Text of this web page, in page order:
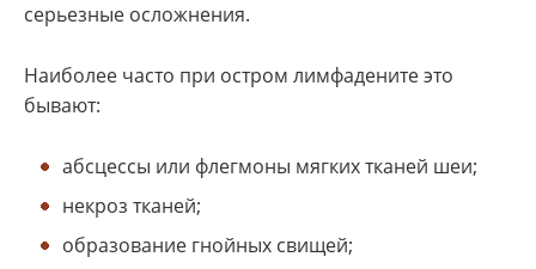
серьезные осложнения.
Наиболее часто при остром лимфадените это
бывают:
абсцессы или флегмоны мягких тканей шеи;
некроз тканей;
образование гнойных свищей;